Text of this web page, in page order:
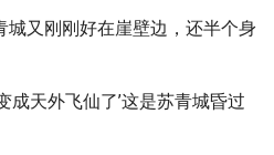
城又刚刚好在崖壁边，还半个身
成天外飞仙了’这是苏青城昏过